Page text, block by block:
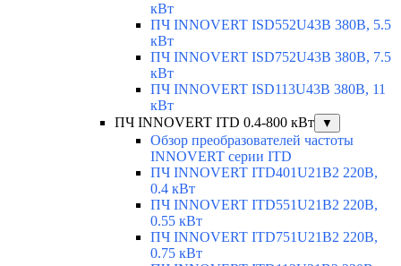
кВт
ПЧ INNOVERT ISD552U43B 380В, 5.5
кВт
ПЧ INNOVERT ISD752U43B 380В, 7.5
кВт
ПЧ INNOVERT ISD113U43B 380В, 11
кВт
ПЧ INNOVERT ITD 0.4-800 кВт
▼
Обзор преобразователей частоты
INNOVERT серии ITD
ПЧ INNOVERT ITD401U21B2 220В,
0.4 кВт
ПЧ INNOVERT ITD551U21B2 220В,
0.55 кВт
ПЧ INNOVERT ITD751U21B2 220В,
0.75 кВт